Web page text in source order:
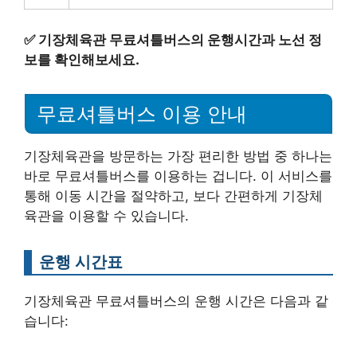
✅ 기장체육관 무료셔틀버스의 운행시간과 노선 정
보를 확인해보세요.
무료셔틀버스 이용 안내
기장체육관을 방문하는 가장 편리한 방법 중 하나는
바로 무료셔틀버스를 이용하는 겁니다. 이 서비스를
통해 이동 시간을 절약하고, 보다 간편하게 기장체
육관을 이용할 수 있습니다.
운행 시간표
기장체육관 무료셔틀버스의 운행 시간은 다음과 같
습니다: